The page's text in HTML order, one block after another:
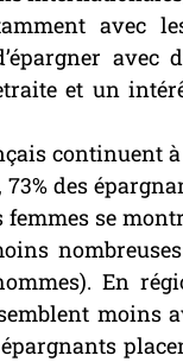
avec
avec
et un
continuent à
des
se
En
moins